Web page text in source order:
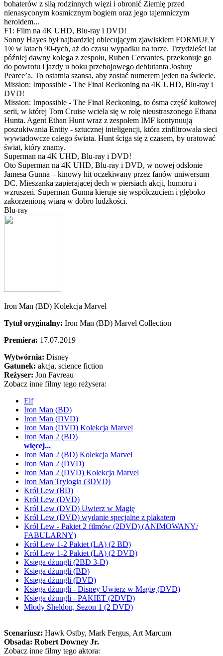
bohaterów z siłą rodzinnych więzi i obronić Ziemię przed
nienasyconym kosmicznym bogiem oraz jego tajemniczym
heroldem...
F1: Film na 4K UHD, Blu-ray i DVD!
Sonny Hayes był najbardziej obiecującym zjawiskiem FORMUŁY
1® w latach 90-tych, aż do czasu wypadku na torze. Trzydzieści lat
później dawny kolega z zespołu, Ruben Cervantes, przekonuje go
do powrotu i jazdy u boku przebojowego debiutanta Joshuy
Pearce’a. To ostatnia szansa, aby zostać numerem jeden na świecie.
Mission: Impossible - The Final Reckoning na 4K UHD, Blu-ray i
DVD!
Mission: Impossible - The Final Reckoning, to ósma część kultowej
serii, w której Tom Cruise wciela się w rolę nieustraszonego Ethana
Hunta. Agent Ethan Hunt wraz z zespołem IMF kontynuują
poszukiwania Entity - sztucznej inteligencji, która zinfiltrowała sieci
wywiadowcze całego świata. Hunt ściga się z czasem, by uratować
świat, który znamy.
Superman na 4K UHD, Blu-ray i DVD!
Oto Superman na 4K UHD, Blu-ray i DVD, w nowej odsłonie
Jamesa Gunna – kinowy hit oczekiwany przez fanów uniwersum
DC. Mieszanka zapierającej dech w piersiach akcji, humoru i
wzruszeń. Superman Gunna kieruje się współczuciem i głęboko
zakorzenioną wiarą w dobro ludzkości.
Blu-ray
Iron Man (BD) Kolekcja Marvel
Tytuł oryginalny: Iron Man (BD) Marvel Collection
Premiera: 17.07.2019
Wytwórnia: Disney
Gatunek: akcja, science fiction
Reżyser: Jon Favreau
Zobacz inne filmy tego reżysera:
Elf
Iron Man (BD)
Iron Man (DVD)
Iron Man (DVD) Kolekcja Marvel
Iron Man 2 (BD)
więcej...
Iron Man 2 (BD) Kolekcja Marvel
Iron Man 2 (DVD)
Iron Man 2 (DVD) Kolekcja Marvel
Iron Man Trylogia (3DVD)
Król Lew (BD)
Król Lew (DVD)
Król Lew (DVD) Uwierz w Magię
Król Lew (DVD) wydanie specjalne z plakatem
Król Lew - Pakiet 2 filmów (2DVD) (ANIMOWANY/
FABULARNY)
Król Lew 1-2 Pakiet (LA) (2 BD)
Król Lew 1-2 Pakiet (LA) (2 DVD)
Księga dżungli (2BD 3-D)
Księga dżungli (BD)
Księga dżungli (DVD)
Księga dżungli - Disney Uwierz w Magię (DVD)
Księga dżungli - PAKIET (2DVD)
Młody Sheldon, Sezon 1 (2 DVD)
Scenariusz: Hawk Ostby, Mark Fergus, Art Marcum
Obsada: Robert Downey Jr.
Zobacz inne filmy tego aktora: